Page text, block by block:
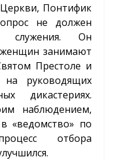
Понтифик
не должен
служения. Он
занимают
Престоле и
руководящих
дикастериях.
наблюдением,
«ведомство» по
отбора